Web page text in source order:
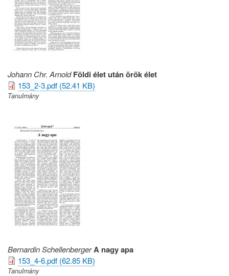
Johann Chr. Arnold Földi élet után örök élet
153_2-3.pdf (52.41 KB)
Tanulmány
Bernardin SchellenbergerA nagy apa
153_4-6.pdf (62.85 KB)
Tanulmány